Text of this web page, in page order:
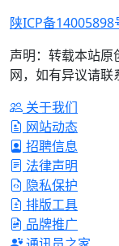
陕ICP备14005898
声明：转载本站
网，如有异议请联
关于我们
网站动态
招聘信息
法律声明
隐私保护
排版工具
品牌推广